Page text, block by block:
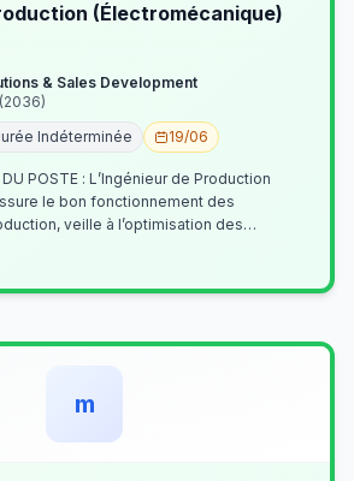
(Électromécanique)
& Sales Development
Indéterminée
19/06
DU POSTE : L’Ingénieur de Production
le bon fonctionnement des
veille à l’optimisation des
m